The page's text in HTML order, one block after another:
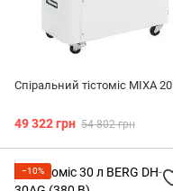
Спіральний тістоміс MIXA 20
49 322 грн 54 802 грн
−10%